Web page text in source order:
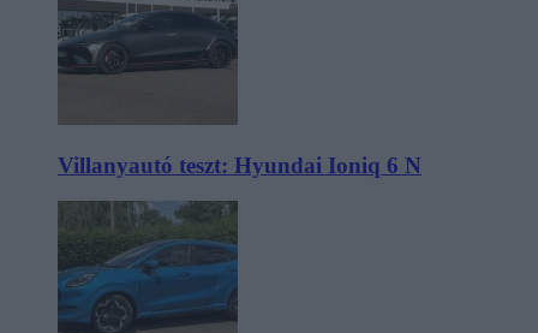
Villanyautó teszt: Hyundai Ioniq 6 N